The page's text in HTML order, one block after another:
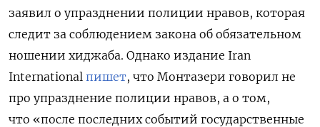
заявил о упразднении полиции нравов, которая
следит за соблюдением закона об обязательном
ношении хиджаба. Однако издание Iran
International пишет, что Монтазери говорил не
про упразднение полиции нравов, а о том,
что «после последних событий государственные